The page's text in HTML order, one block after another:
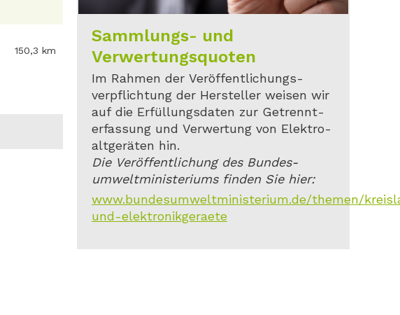
150,3 km
Sammlungs- und
Verwertungsquoten
Im Rahmen der Veröffentlichungs-
verpflichtung der Hersteller weisen wir
auf die Erfüllungsdaten zur Getrennt-
erfassung und Verwertung von Elektro-
altgeräten hin.
Die Veröffentlichung des Bundes-
umweltministeriums finden Sie hier:
www.bundesumweltministerium.de/themen/
und-elektronikgeraete